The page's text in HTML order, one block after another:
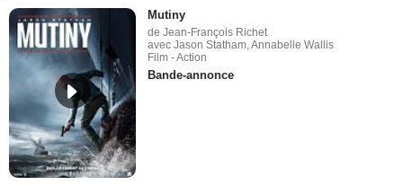
Mutiny
de Jean-François Richet
avec Jason Statham, Annabelle Wallis
Film - Action
Bande-annonce